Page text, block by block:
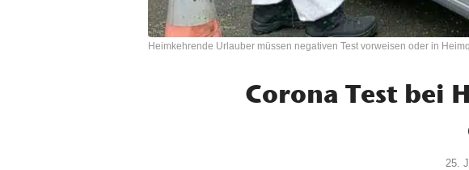
Heimkehrende Urlauber müssen negativen Test vorweisen oder in
Corona Test bei
25.